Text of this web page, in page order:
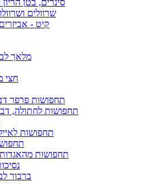
סינרים, בטן
שרוולים
קיט -
מלאך
חצי
תחפושות פרפר
תחפושות לחתולה,
תחפושות
תחפושות מהאגדות
ברבור